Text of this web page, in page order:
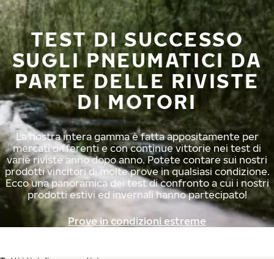
TEST DI SUCCESSO
SUGLI PNEUMATICI DA
PARTE DELLE RIVISTE
DI MOTORI
La nostra intera gamma è fatta appositamente per
mercati differenti e con continue vittorie nei test di
varie riviste anno dopo anno. Potete contare sui nostri
prodotti vincitori di molte prove in qualsiasi condizione.
Ecco una panoramica dei test di confronto a cui i nostri
prodotti estivi ed invernali hanno partecipato!
Prove in condizioni estreme